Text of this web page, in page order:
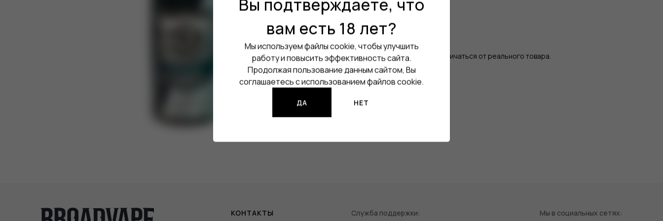
Вкус:
Кофе / Бленд
Объём: 30 мл
Изображения продукции могут отличаться от реального товара.
Нет в наличии
КОНТАКТЫ Служба поддержки: Мы в социальных сетях:
Вы подтверждаете, что
вам есть 18 лет?
Мы используем файлы cookie, чтобы улучшить
работу и повысить эффективность сайта.
Продолжая пользование данным сайтом, Вы
соглашаетесь с использованием файлов cookie.
ДА НЕТ